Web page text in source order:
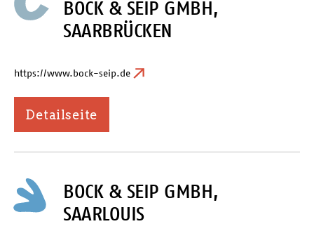
BOCK & SEIP GMBH,
SAARBRÜCKEN
https://www.bock-seip.de
Detailseite
BOCK & SEIP GMBH,
SAARLOUIS